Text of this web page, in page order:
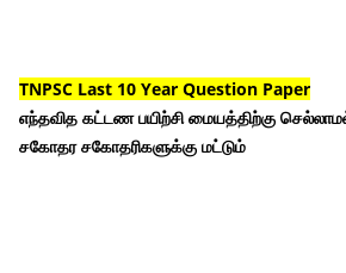
TNPSC Last 10 Year Question Paper
எந்தவித கட்டண பயிற்சி மையத்திற்கு
சகோதர சகோதரிகளுக்கு மட்டும்